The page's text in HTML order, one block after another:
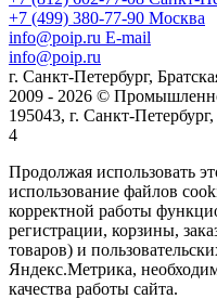
+7 (499) 380-77-90 Москва
info@poip.ru E-mail
info@poip.ru
г. Санкт-Петербург,
2009 - 2026 ©
195043, г. Санкт-
4
Продолжая использовать
использование файлов
корректной работы
регистрации, корзины,
товаров) и
Яндекс.Метрика,
качества работы сайта.